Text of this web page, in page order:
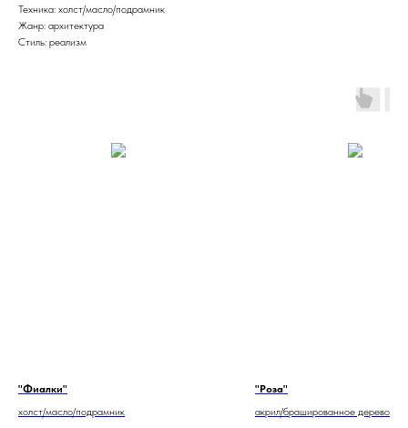
Техника: холст/масло/подрамник
Жанр: архитектура
Стиль: реализм
"Фиалки"
холст/масло/подрамник
"Роза"
акрил/брашированное дерево